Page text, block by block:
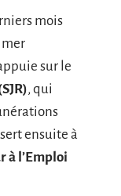
mois
sur le
, qui
ensuite à
à l’Emploi